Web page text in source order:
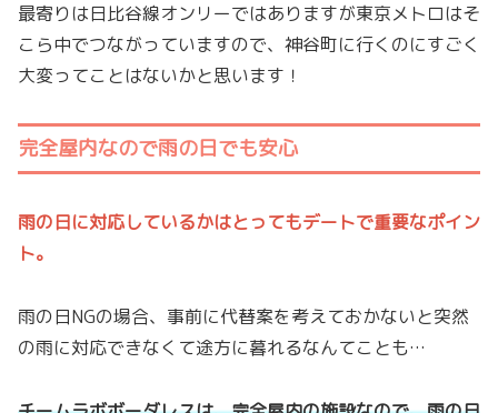
最寄りは日比谷線オンリーではありますが東京メトロはそ
こら中でつながっていますので、神谷町に行くのにすごく
大変ってことはないかと思います！
完全屋内なので雨の日でも安心
雨の日に対応しているかはとってもデートで重要なポイン
ト。
雨の日NGの場合、事前に代替案を考えておかないと突然
の雨に対応できなくて途方に暮れるなんてことも…